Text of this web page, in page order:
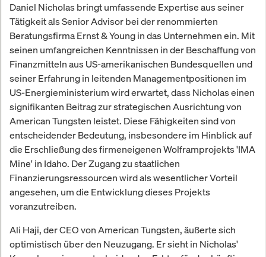
Daniel Nicholas bringt umfassende Expertise aus seiner
Tätigkeit als Senior Advisor bei der renommierten
Beratungsfirma Ernst & Young in das Unternehmen ein. Mit
seinen umfangreichen Kenntnissen in der Beschaffung von
Finanzmitteln aus US-amerikanischen Bundesquellen und
seiner Erfahrung in leitenden Managementpositionen im
US-Energieministerium wird erwartet, dass Nicholas einen
signifikanten Beitrag zur strategischen Ausrichtung von
American Tungsten leistet. Diese Fähigkeiten sind von
entscheidender Bedeutung, insbesondere im Hinblick auf
die Erschließung des firmeneigenen Wolframprojekts 'IMA
Mine' in Idaho. Der Zugang zu staatlichen
Finanzierungsressourcen wird als wesentlicher Vorteil
angesehen, um die Entwicklung dieses Projekts
voranzutreiben.
Ali Haji, der CEO von American Tungsten, äußerte sich
optimistisch über den Neuzugang. Er sieht in Nicholas'